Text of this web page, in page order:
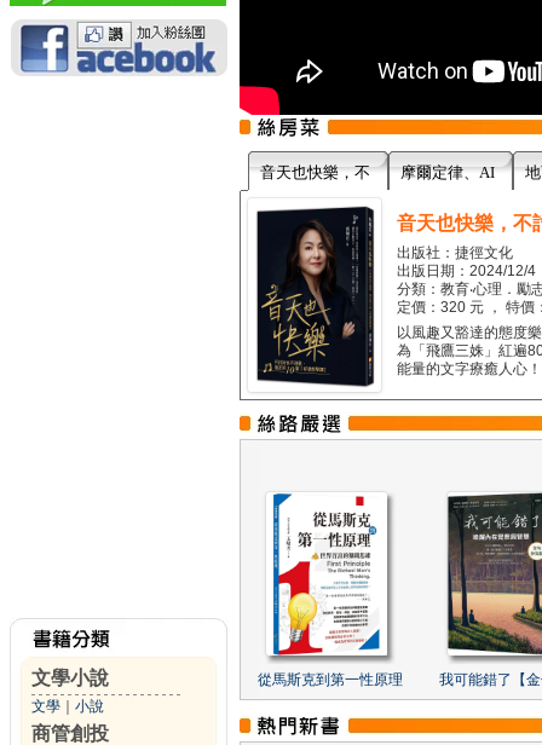
文學小說
文學 小說
商管創投
音天也快樂，不 摩爾定律、AI
音天也快樂，不
出版社：捷徑文化
出版日期：2024/12/4
分類：教育‧心理．勵
定價：320 元 ， 特價
以風趣又豁達的態度
為「飛鷹三姝」紅遍
能量的文字療癒人心
從馬斯克到第一性原理 我可能錯了【